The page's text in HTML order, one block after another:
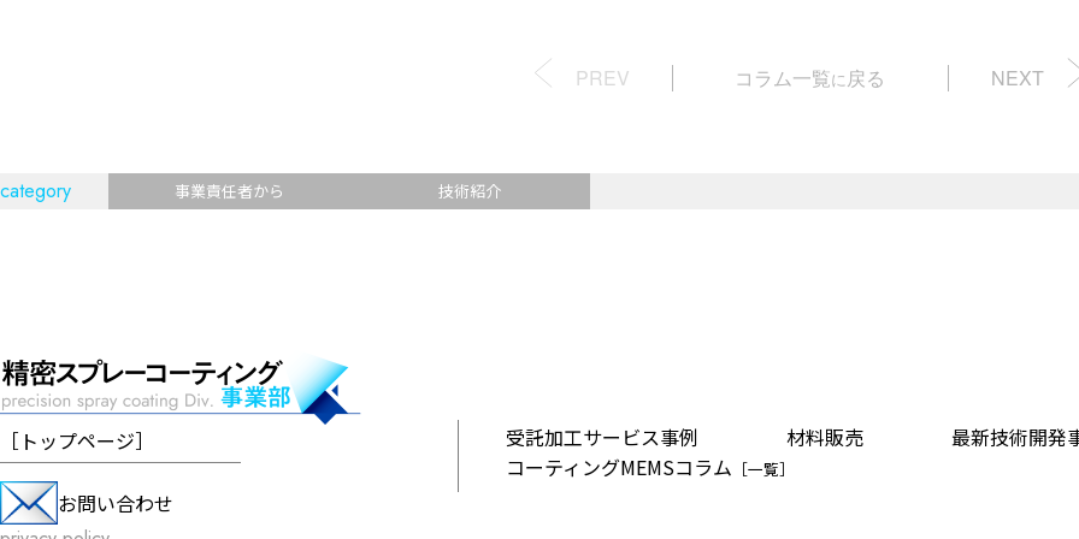
PREV コラム一覧に戻る NEXT
category 事業責任者から 技術紹介
［ トップページ］
お問い合わせ
受託加工サービス事例 材料販売
最新技術開発
コーティングMEMSコラム ［一覧］